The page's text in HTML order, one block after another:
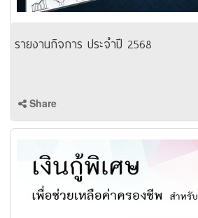
รายงานกิจการ ประจำปี 2568
Share